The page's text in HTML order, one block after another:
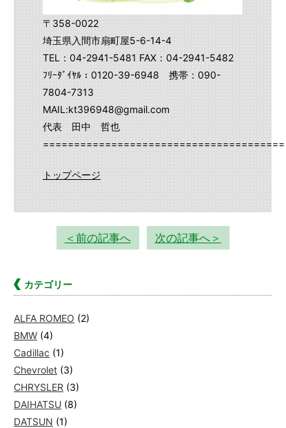
〒358-0022
埼玉県入間市扇町屋5-6-14-4
TEL：04-2941-5481 FAX：04-2941-5482
ﾌﾘｰﾀﾞｲﾔﾙ：0120-39-6948 携帯：090-
7804-7313
MAIL:kt396948@gmail.com
代表 田中 哲也
トップページ
＜前の記事へ 次の記事へ＞
カテゴリー
ALFA ROMEO (2)
BMW (4)
Cadillac (1)
Chevrolet (3)
CHRYSLER (3)
DAIHATSU (8)
DATSUN (1)